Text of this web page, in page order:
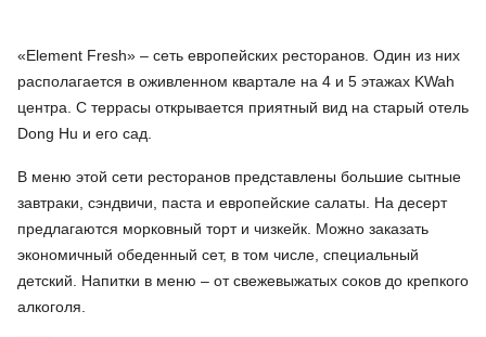
«Element Fresh» – сеть европейских ресторанов. Один из них
располагается в оживленном квартале на 4 и 5 этажах KWah
центра. С террасы открывается приятный вид на старый отель
Dong Hu и его сад.
В меню этой сети ресторанов представлены большие сытные
завтраки, сэндвичи, паста и европейские салаты. На десерт
предлагаются морковный торт и чизкейк. Можно заказать
экономичный обеденный сет, в том числе, специальный
детский. Напитки в меню – от свежевыжатых соков до крепкого
алкоголя.